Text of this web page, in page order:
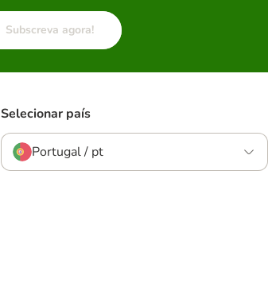
Subscreva agora!
Selecionar país
Portugal / pt